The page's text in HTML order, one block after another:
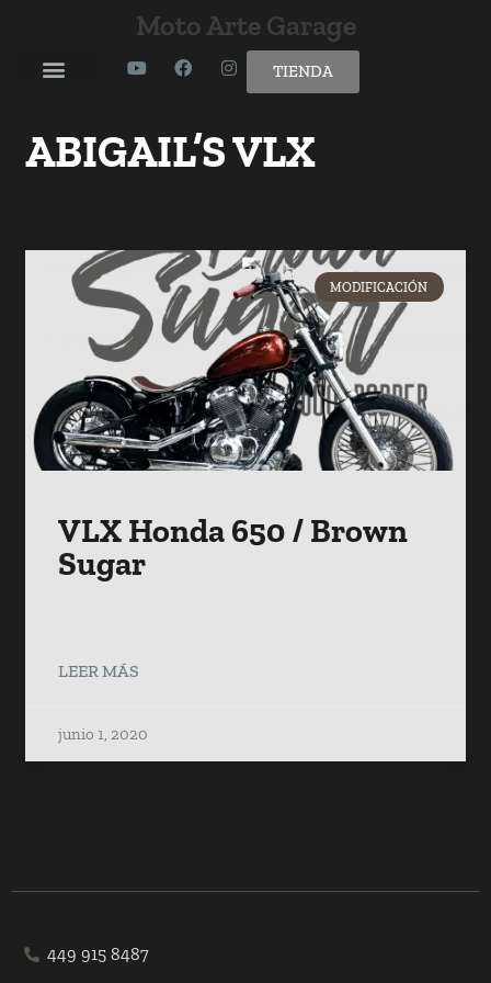
Moto Arte Garage
TIENDA
ABIGAIL’S VLX
MODIFICACIÓN
VLX Honda 650 / Brown
Sugar
LEER MÁS
junio 1, 2020
449 915 8487